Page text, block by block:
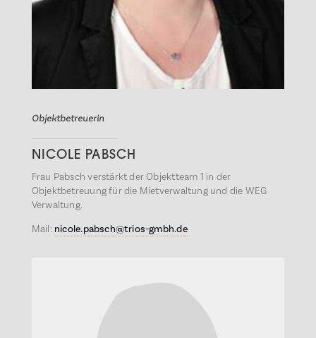
Objektbetreuerin
NICOLE PABSCH
Frau Pabsch verstärkt der Objektteam 1 in der
Objektbetreuung für die Mietverwaltung und die WEG
Verwaltung.
Mail: nicole.pabsch@trios-gmbh.de